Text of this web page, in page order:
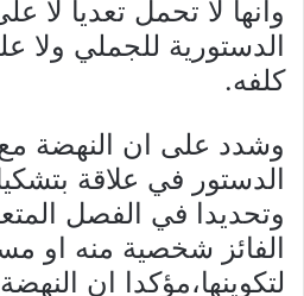
وانها لا تحمل تعديا لا
الدستورية للجملي ولا
كلفه.
وشدد على ان النهضة
الدستور في علاقة
وتحديدا في الفصل
الفائز شخصية منه او
لتكوينها،مؤكدا ان